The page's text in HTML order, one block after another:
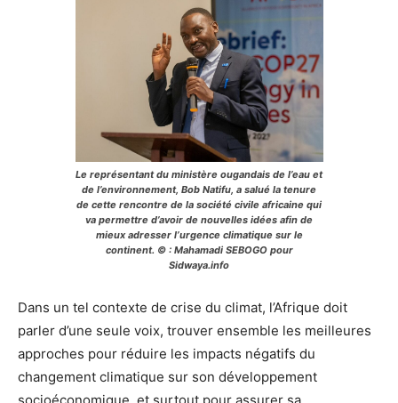
Le représentant du ministère ougandais de l’eau et
de l’environnement, Bob Natifu, a salué la tenure
de cette rencontre de la société civile africaine qui
va permettre d’avoir de nouvelles idées afin de
mieux adresser l’urgence climatique sur le
continent. © : Mahamadi SEBOGO pour
Sidwaya.info
Dans un tel contexte de crise du climat, l’Afrique doit
parler d’une seule voix, trouver ensemble les meilleures
approches pour réduire les impacts négatifs du
changement climatique sur son développement
socioéconomique, et surtout pour assurer sa